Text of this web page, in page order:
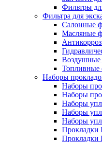
Фильтры
Фильтра для
Салонные
Масляные
Воздушные
Топливные
Наборы
Наборы
Наборы
Наборы
Наборы
Наборы
Прокладки